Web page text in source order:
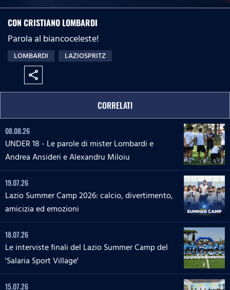
CON CRISTIANO LOMBARDI
Parola al biancoceleste!
LOMBARDI LAZIOSPRITZ
share
CORRELATI
08.08.26
UNDER 18 - Le parole di mister Lombardi e
Andrea Ansideri e Alexandru Miloiu
19.07.26
Lazio Summer Camp 2026: calcio, divertimento,
amicizia ed emozioni
18.07.26
Le interviste finali del Lazio Summer Camp del
'Salaria Sport Village'
15.07.26